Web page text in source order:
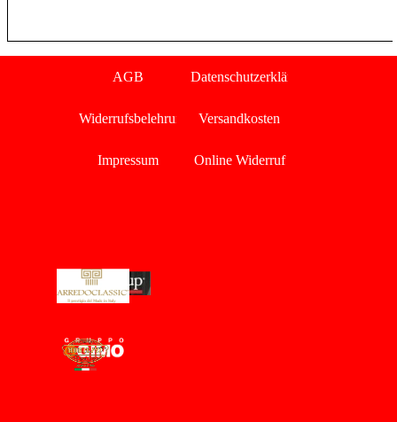
Menü überspringen
AGB Datenschutzerklärung
Widerrufsbelehrung Versandkosten
Impressum Online Widerruf